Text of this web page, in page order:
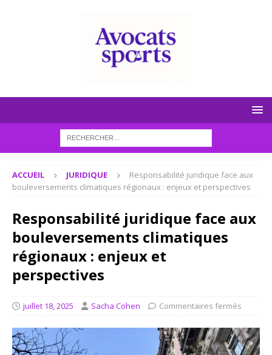
ACCUEIL JURIDIQUE
Responsabilité juridique face aux
bouleversements climatiques régionaux : enjeux et perspectives
Responsabilité juridique face aux
bouleversements climatiques
régionaux : enjeux et
perspectives
juillet 18, 2025 Sacha Cohen Commentaires fermés